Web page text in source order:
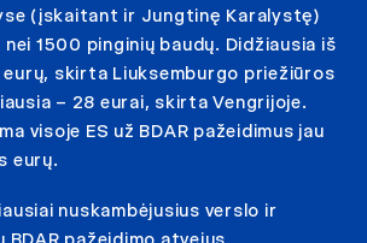
(įskaitant ir Jungtinę Karalystę)
1500 pinginių baudų. Didžiausia iš
eurų, skirta Liuksemburgo priežiūros
– 28 eurai, skirta Vengrijoje.
visoje ES už BDAR pažeidimus jau
eurų.
nuskambėjusius verslo ir